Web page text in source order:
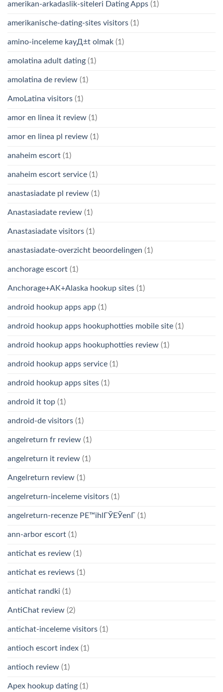
amerikan-arkadaslik-siteleri Dating Apps (1)
amerikanische-dating-sites visitors (1)
amino-inceleme kayД±t olmak (1)
amolatina adult dating (1)
amolatina de review (1)
AmoLatina visitors (1)
amor en linea it review (1)
amor en linea pl review (1)
anaheim escort (1)
anaheim escort service (1)
anastasiadate pl review (1)
Anastasiadate review (1)
Anastasiadate visitors (1)
anastasiadate-overzicht beoordelingen (1)
anchorage escort (1)
Anchorage+AK+Alaska hookup sites (1)
android hookup apps app (1)
android hookup apps hookuphotties mobile site (1)
android hookup apps hookuphotties review (1)
android hookup apps service (1)
android hookup apps sites (1)
android it top (1)
android-de visitors (1)
angelreturn fr review (1)
angelreturn it review (1)
Angelreturn review (1)
angelreturn-inceleme visitors (1)
angelreturn-recenze PЕ™ihlГЎЕЎenГ­ (1)
ann-arbor escort (1)
antichat es review (1)
antichat es reviews (1)
antichat randki (1)
AntiChat review (2)
antichat-inceleme visitors (1)
antioch escort index (1)
antioch review (1)
Apex hookup dating (1)